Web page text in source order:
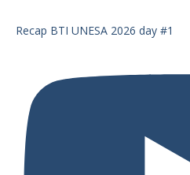
Recap BTI UNESA 2026 day #1